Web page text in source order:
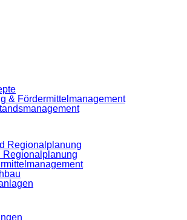
& Fördermittelmanagement
Regionalplanung
Regionalplanung